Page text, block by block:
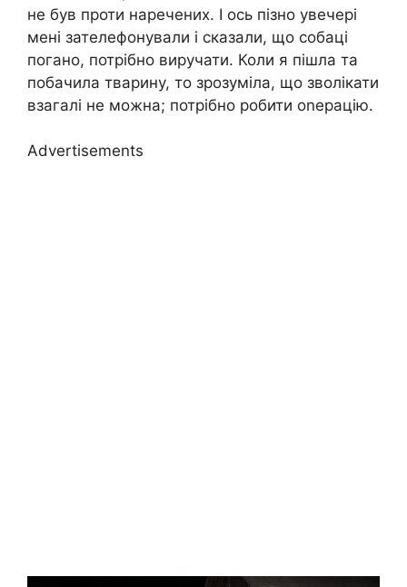
не був проти наречених. І ось пізно увечері
мені зателефонували і сказали, що собаці
погано, потрібно виручати. Коли я пішла та
побачила тварину, то зрозуміла, що зволікати
взагалі не можна; потрібно робити оnерацію.
Advertisements